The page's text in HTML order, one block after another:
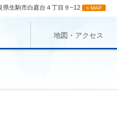
県生駒市白庭台４丁目９−12 » MAP
地図・アクセス